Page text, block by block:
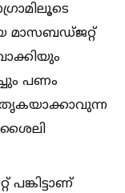
മാസബഡ്ജറ്റ്
പണം
പങ്കിട്ടാണ്